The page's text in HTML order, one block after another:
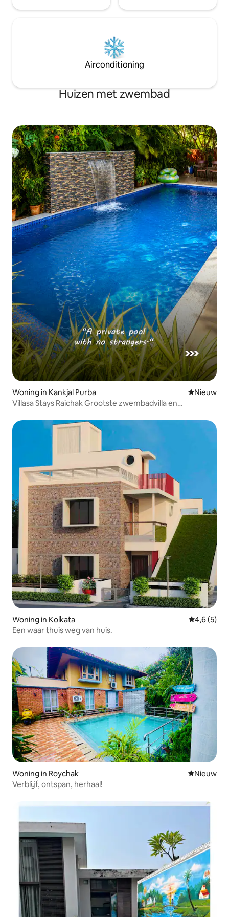
Airconditioning
Huizen met zwembad
Woning in Kankjal Purba Nieuwe
Nieuw
Villasa Stays Raichak Grootste zwembadvilla en
Woning in Kolkata
4,6 (5)
Een waar thuis weg van huis.
Woning in Roychak Nieuwe
Nieuw
Verblijf, ontspan, herhaal!